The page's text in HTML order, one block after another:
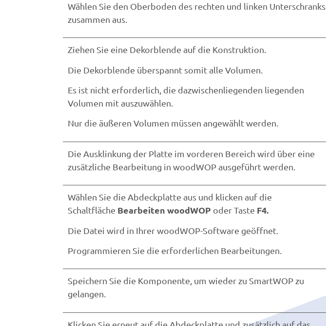
Wählen Sie den Oberboden des rechten und linken Unterschranks
zusammen aus.
Ziehen Sie eine Dekorblende auf die Konstruktion.
Die Dekorblende überspannt somit alle Volumen.
Es ist nicht erforderlich, die dazwischenliegenden liegenden
Volumen mit auszuwählen.
Nur die äußeren Volumen müssen angewählt werden.
Die Ausklinkung der Platte im vorderen Bereich wird über eine
zusätzliche Bearbeitung in woodWOP ausgeführt werden.
Wählen Sie die Abdeckplatte aus und klicken auf die
Schaltfläche Bearbeiten woodWOP oder Taste F4.
Die Datei wird in Ihrer woodWOP-Software geöffnet.
Programmieren Sie die erforderlichen Bearbeitungen.
Speichern Sie die Komponente, um wieder zu SmartWOP zu
gelangen.